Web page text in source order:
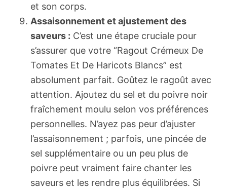
et son corps.
Assaisonnement et ajustement des
saveurs : C’est une étape cruciale pour
s’assurer que votre “Ragout Crémeux De
Tomates Et De Haricots Blancs” est
absolument parfait. Goûtez le ragoût avec
attention. Ajoutez du sel et du poivre noir
fraîchement moulu selon vos préférences
personnelles. N’ayez pas peur d’ajuster
l’assaisonnement ; parfois, une pincée de
sel supplémentaire ou un peu plus de
poivre peut vraiment faire chanter les
saveurs et les rendre plus équilibrées. Si